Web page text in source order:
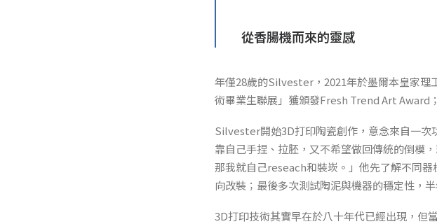
從香腸機而來的靈感
年僅28歲的Silvester，2021年於墨爾本皇家理
術畢業生聯展」獲頒發Fresh Trend Art Award
Silvester開始3D打印陶瓷創作，意念來自一次
靠自己手捏、拉胚，又不希望做回傳統的倒模
那我就自己reseach和裝崁。」他先了解不同
向改裝；最後多次測試陶泥與機器的穩定性，
3D打印技術其實早在於八十年代已經出現，但